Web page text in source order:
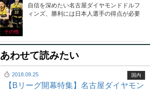
その他
自信を深めたい名古屋ダイヤモンドドルフ
ィンズ、勝利には日本人選手の得点が必要
あわせて読みたい
2018.09.25
【Bリーグ開幕特集】名古屋ダイヤモン
国内